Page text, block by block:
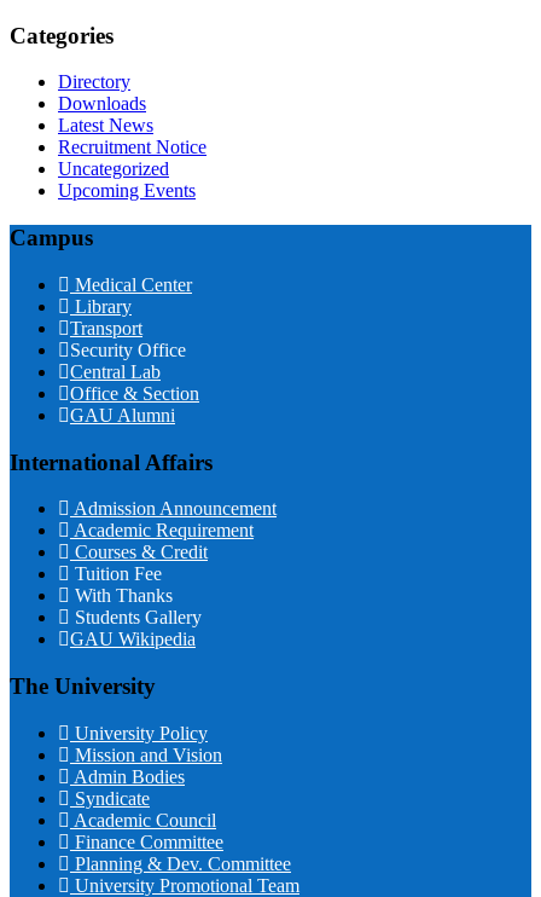
Categories
Directory
Downloads
Latest News
Recruitment Notice
Uncategorized
Upcoming Events
Campus
Medical Center
Library
Transport
Security Office
Central Lab
Office & Section
GAU Alumni
International Affairs
Admission Announcement
Academic Requirement
Courses & Credit
Tuition Fee
With Thanks
Students Gallery
GAU Wikipedia
The University
University Policy
Mission and Vision
Admin Bodies
Syndicate
Academic Council
Finance Committee
Planning & Dev. Committee
University Promotional Team